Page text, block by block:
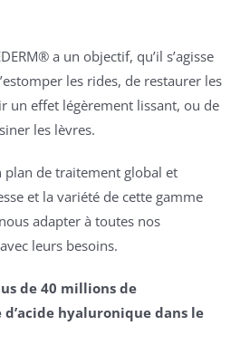
a un objectif, qu’il s’agisse
les rides, de restaurer les
un effet légèrement lissant, ou de
les lèvres.
de traitement global et
et la variété de cette gamme
adapter à toutes nos
leurs besoins.
de 40 millions de
hyaluronique dans le